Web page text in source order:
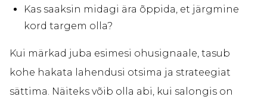
Kas saaksin midagi ära õppida, et järgmine
kord targem olla?
Kui märkad juba esimesi ohusignaale, tasub
kohe hakata lahendusi otsima ja strateegiat
sättima. Näiteks võib olla abi, kui salongis on